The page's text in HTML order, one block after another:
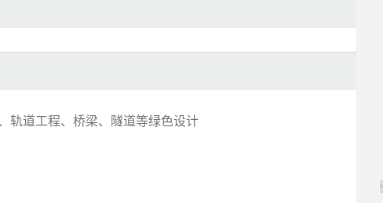
轨道工程、桥梁、隧道等绿色设计